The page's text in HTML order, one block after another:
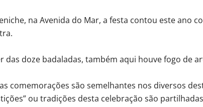
na Avenida do Mar, a festa contou este ano
das doze badaladas, também aqui houve fogo de
comemorações são semelhantes nos diversos
ou tradições desta celebração são